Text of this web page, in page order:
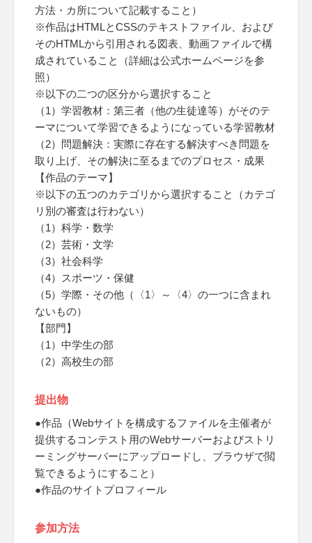
方法・カ所について記載すること）
※作品はHTMLとCSSのテキストファイル、および
そのHTMLから引用される図表、動画ファイルで構
成されていること（詳細は公式ホームページを参
照）
※以下の二つの区分から選択すること
（1）学習教材：第三者（他の生徒達等）がそのテ
ーマについて学習できるようになっている学習教材
（2）問題解決：実際に存在する解決すべき問題を
取り上げ、その解決に至るまでのプロセス・成果
【作品のテーマ】
※以下の五つのカテゴリから選択すること（カテゴ
リ別の審査は行わない）
（1）科学・数学
（2）芸術・文学
（3）社会科学
（4）スポーツ・保健
（5）学際・その他（〈1〉～〈4〉の一つに含まれ
ないもの）
【部門】
（1）中学生の部
（2）高校生の部
提出物
●作品（Webサイトを構成するファイルを主催者が
提供するコンテスト用のWebサーバーおよびストリ
ーミングサーバーにアップロードし、ブラウザで閲
覧できるようにすること）
●作品のサイトプロフィール
参加方法